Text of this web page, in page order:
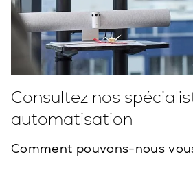
Consultez nos
automatisation
Comment pouvons-nous